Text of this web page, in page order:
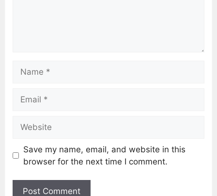
Save my name, email, and website in this
browser for the next time I comment.